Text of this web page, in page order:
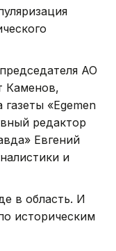
АО
Каменов,
газеты «Egemen
редактор
Евгений
и
в область. И
историческим